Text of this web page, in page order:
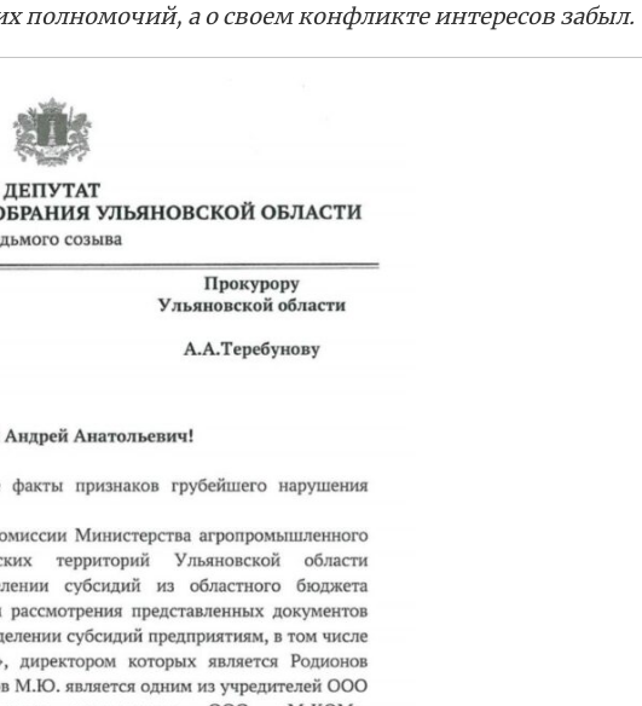
полномочий, а о своем конфликте интересов забыл.